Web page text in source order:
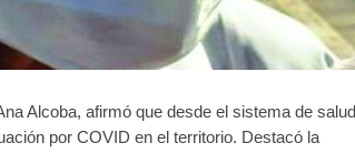
Alcoba, afirmó que desde el sistema de salud
por COVID en el territorio. Destacó la